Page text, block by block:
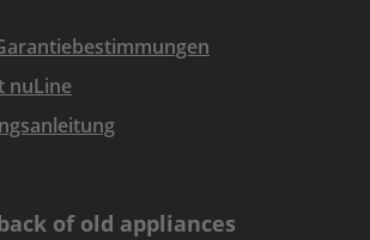
nuLine
of old appliances